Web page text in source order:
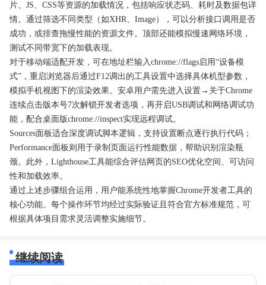
片、JS、CSS等资源的加载情况，包括响应状态码、耗时及数据包详
情。通过筛选不同类型（如XHR、Image），可以分析接口调用是否
成功，或排查拖慢性能的资源文件。顶部还能模拟慢速网络环境，
测试不同带宽下的加载表现。
对于移动端适配开发，可在地址栏输入chrome://flags启用“设备模
式”，重启浏览器后通过F12调出的工具设置中选择具体机型参数，
模拟手机视图下的渲染效果。安卓用户需先进入设置→关于Chrome
连续点击版本号7次解锁开发者选项，再开启USB调试和网络调试功
能，配合桌面版chrome://inspect实现远程调试。
Sources面板适合深度调试脚本逻辑，支持设置断点逐行执行代码；
Performance面板则用于录制页面运行性能数据，帮助识别渲染瓶
颈。此外，Lighthouse工具能综合评估网页的SEO优化空间、可访问
性和加载效率。
通过上述步骤组合运用，用户能系统性地掌握Chrome开发者工具的
核心功能。每个操作环节均经过实际验证且符合官方标准规范，可
根据具体项目需求灵活调整实施细节。
继续阅读